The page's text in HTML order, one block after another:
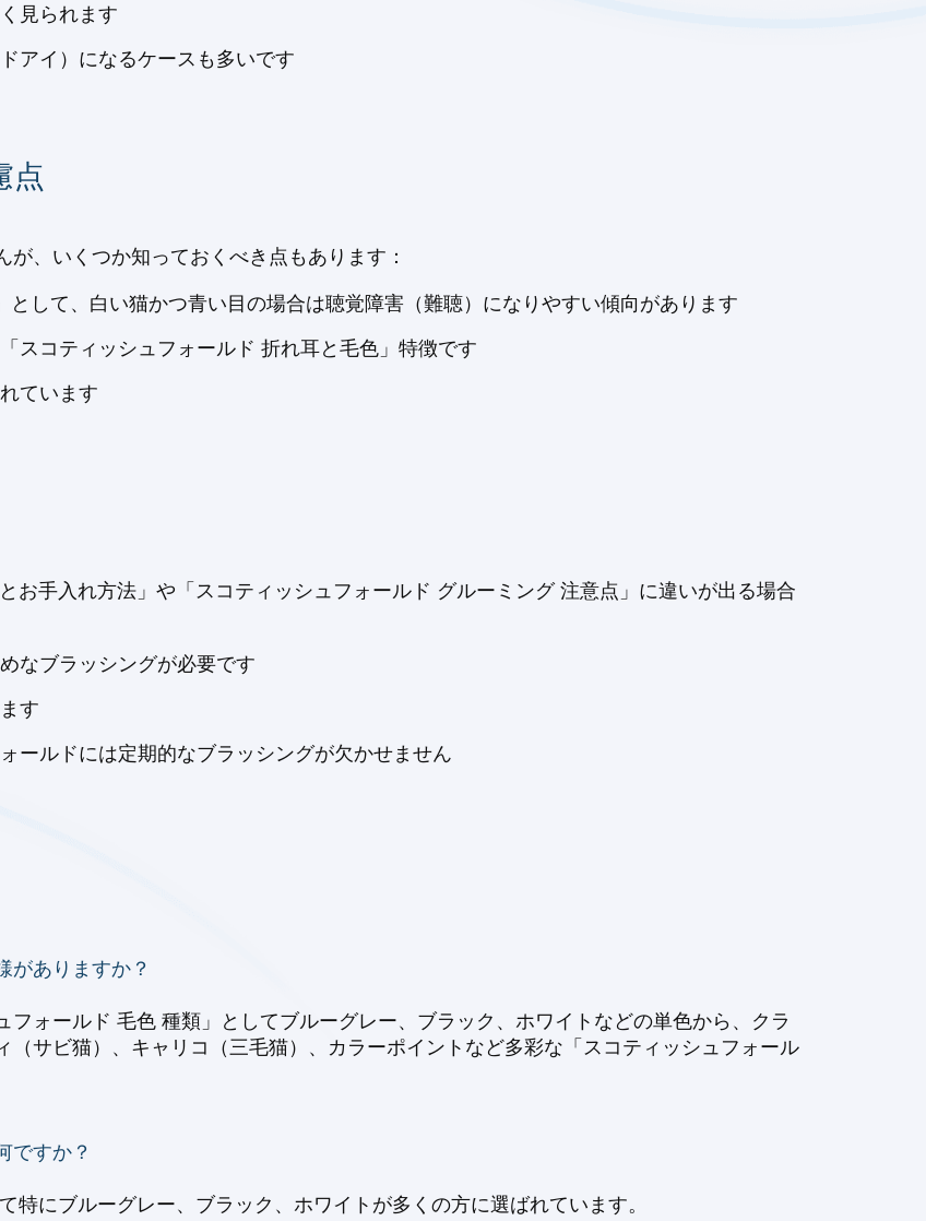
見られます
アイ）になるケースも多いです
点
、いくつか知っておくべき点もあります：
として、白い猫かつ青い目の場合は聴覚障害（難聴）になりやすい傾向があります
スコティッシュフォールド 折れ耳と毛色」特徴です
ています
お手入れ方法」や「スコティッシュフォールド グルーミング 注意点」に違いが出る場合
なブラッシングが必要です
す
ールドには定期的なブラッシングが欠かせません
がありますか？
ォールド 毛色 種類」としてブルーグレー、ブラック、ホワイトなどの単色から、クラ
（サビ猫）、キャリコ（三毛猫）、カラーポイントなど多彩な「スコティッシュフォール
ですか？
特にブルーグレー、ブラック、ホワイトが多くの方に選ばれています。